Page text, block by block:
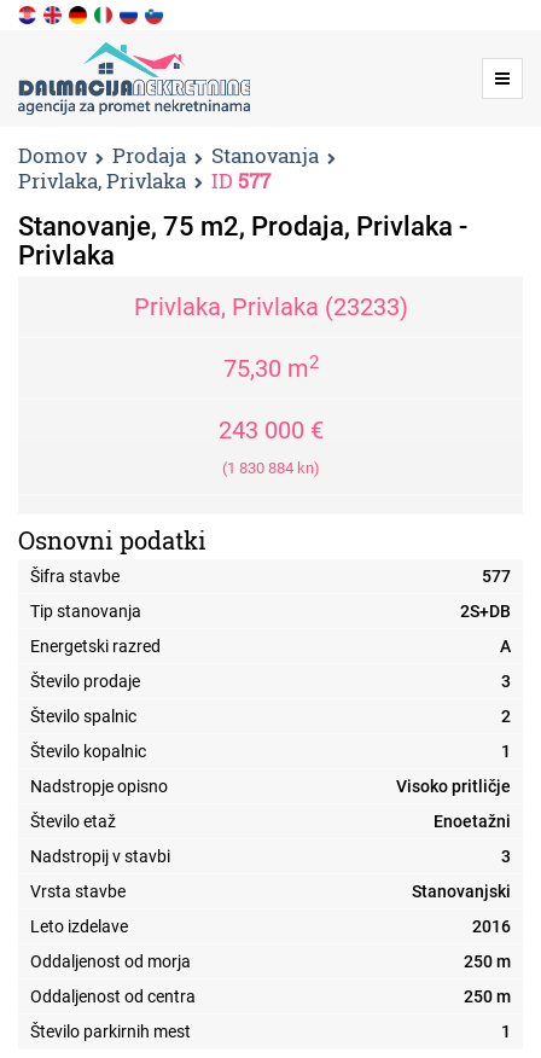
Menu
Domov Prodaja
Stanovanja
Privlaka, Privlaka
ID 577
Stanovanje, 75 m2, Prodaja, Privlaka -
Privlaka
Privlaka, Privlaka (23233)
75,30 m2
243 000 €
(1 830 884 kn)
Osnovni podatki
Šifra stavbe
577
Tip stanovanja
2S+DB
Energetski razred
A
Število prodaje
3
Število spalnic
2
Število kopalnic
1
Nadstropje opisno
Visoko pritličje
Število etaž
Enoetažni
Nadstropij v stavbi
3
Vrsta stavbe
Stanovanjski
Leto izdelave
2016
Oddaljenost od morja
250 m
Oddaljenost od centra
250 m
Število parkirnih mest
1